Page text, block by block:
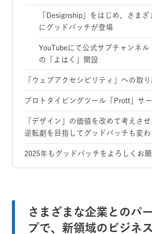
「Designship」をはじめ、さまざ
にグッドパッチが登場
YouTubeにて公式サブチャンネル
の「よはく」開設
「ウェブアクセシビリティ」への取
プロトタイピングツール「Prott」サ
「デザイン」の価値を改めて考えさせ
逆転劇を目指してグッドパッチも変わ
2025年もグッドパッチをよろしくお願
さまざまな企業とのパ
プで、新領域のビジネ